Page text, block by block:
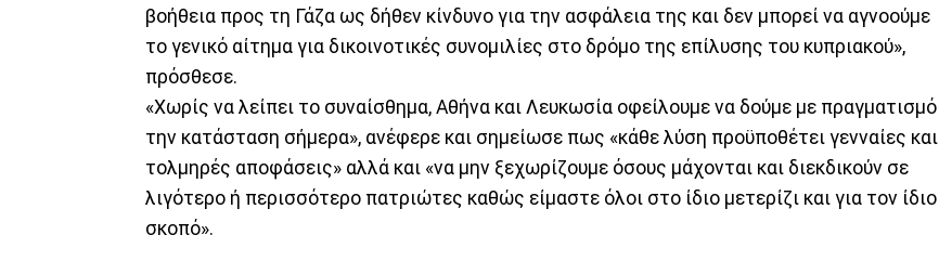
βοήθεια προς τη Γάζα ως δήθεν κίνδυνο για την ασφάλεια της και δεν μπορεί να αγνοούμε
το γενικό αίτημα για δικοινοτικές συνομιλίες στο δρόμο της επίλυσης του κυπριακού»,
πρόσθεσε.
«Χωρίς να λείπει το συναίσθημα, Αθήνα και Λευκωσία οφείλουμε να δούμε με πραγματισμό
την κατάσταση σήμερα», ανέφερε και σημείωσε πως «κάθε λύση προϋποθέτει γενναίες και
τολμηρές αποφάσεις» αλλά και «να μην ξεχωρίζουμε όσους μάχονται και διεκδικούν σε
λιγότερο ή περισσότερο πατριώτες καθώς είμαστε όλοι στο ίδιο μετερίζι και για τον ίδιο
σκοπό».